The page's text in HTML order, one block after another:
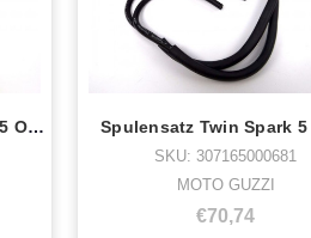
Spulensatz Twin Spark 5 Ohm
SKU: 307165000681
MOTO GUZZI
€70,74